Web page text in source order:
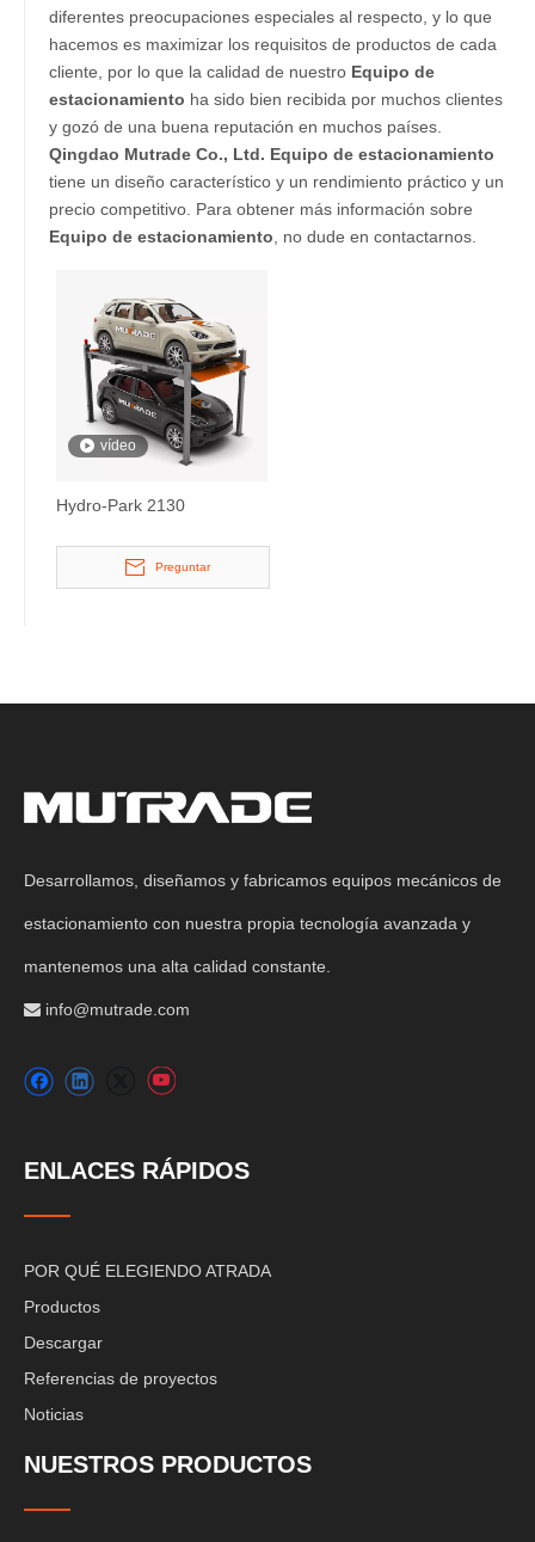
diferentes preocupaciones especiales al respecto, y lo que
hacemos es maximizar los requisitos de productos de cada
cliente, por lo que la calidad de nuestro Equipo de
estacionamiento ha sido bien recibida por muchos clientes
y gozó de una buena reputación en muchos países.
Qingdao Mutrade Co., Ltd. Equipo de estacionamiento
tiene un diseño característico y un rendimiento práctico y un
precio competitivo. Para obtener más información sobre
Equipo de estacionamiento , no dude en contactarnos.
vídeo
Hydro-Park 2130
Preguntar
Desarrollamos, diseñamos y fabricamos equipos mecánicos de
estacionamiento con nuestra propia tecnología avanzada y
mantenemos una alta calidad constante.
 info@mutrade.com
ENLACES RÁPIDOS
POR QUÉ ELEGIENDO ATRADA
Productos
Descargar
Referencias de proyectos
Noticias
NUESTROS PRODUCTOS